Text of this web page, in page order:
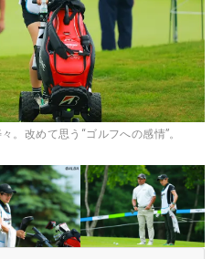
。改めて思う“ゴルフへの感情”。